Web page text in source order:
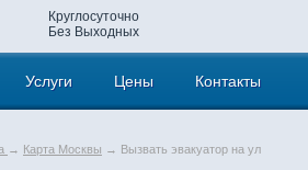
Круглосуточно
Без Выходных
Услуги Цены Контакты
→ Карта Москвы → Вызвать эвакуатор на ул